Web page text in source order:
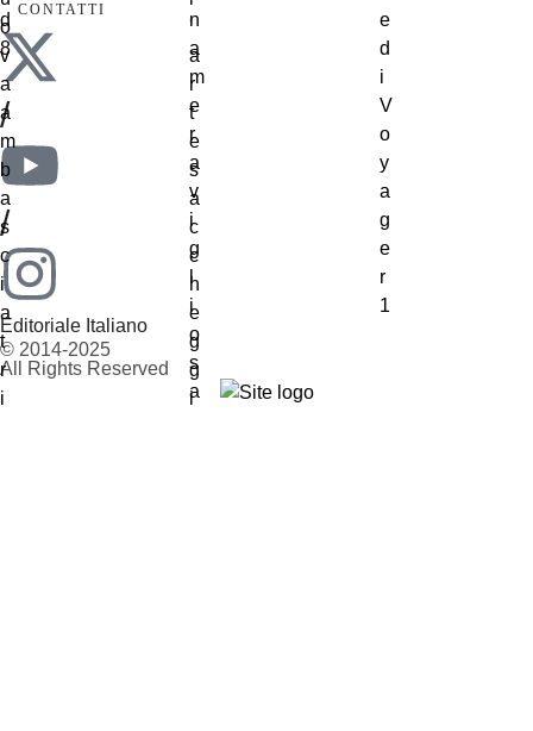
CONTATTI
/
/
Editoriale Italiano
© 2014-2025
All Rights Reserved